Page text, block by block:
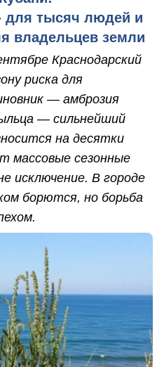
для тысяч людей и
владельцев земли
Краснодарский
риска для
— амброзия
— сильнейший
на десятки
массовые сезонные
исключение. В городе
борются, но борьба